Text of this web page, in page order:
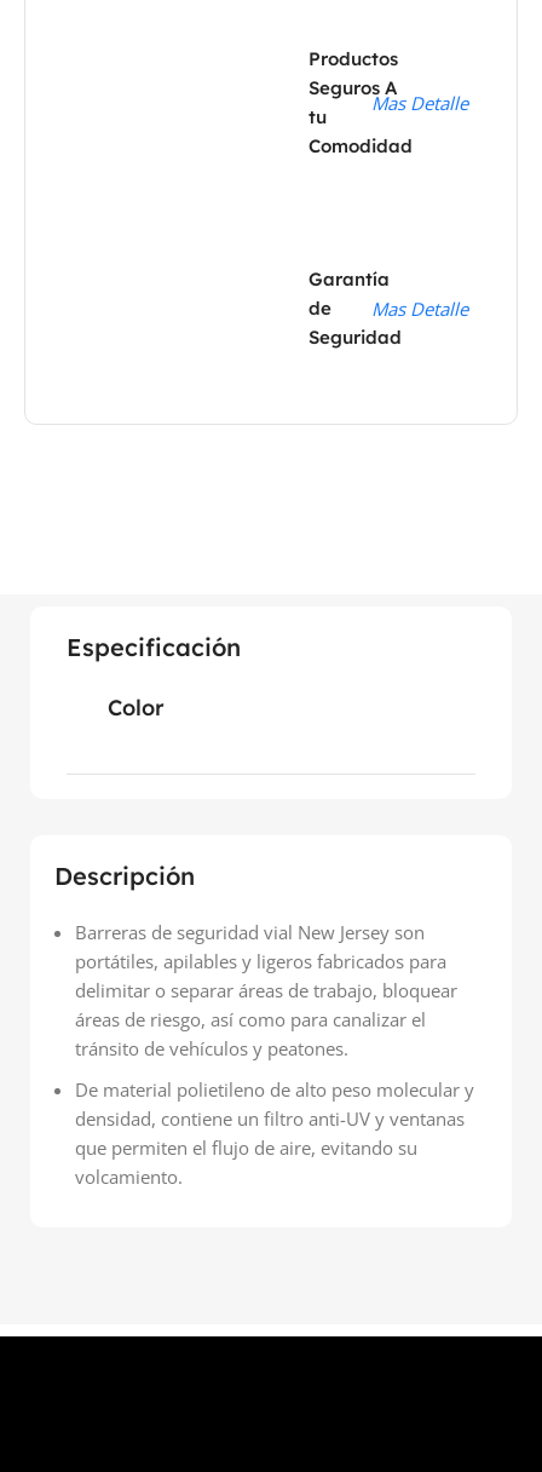
Productos
Seguros A
tu
Comodidad
Mas Detalle
Garantía
de
Seguridad
Mas Detalle
Descripción
Barreras de seguridad vial New Jersey son
portátiles, apilables y ligeros fabricados para
delimitar o separar áreas de trabajo, bloquear
áreas de riesgo, así como para canalizar el
tránsito de vehículos y peatones.
De material polietileno de alto peso molecular y
densidad, contiene un filtro anti-UV y ventanas
que permiten el flujo de aire, evitando su
volcamiento.
Especificación
Color